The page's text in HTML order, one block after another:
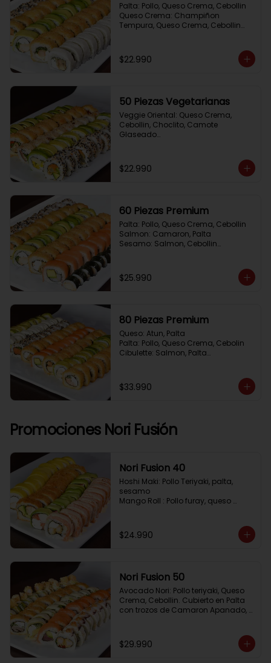
Palta: Pollo, Queso Crema, Cebollin
Queso Crema: Champiñon
Tempura, Queso Crema, Cebollin
Cebollin
Frito 2: Pollo, Queso Crema, Cebollin
$22.990
50 Piezas Vegetarianas
Veggie Oriental: Queso Crema,
Cebollin, Choclito, Camote
Glaseado
Avocado Veggie:	Palmito, Choclito,
Queso Crema, Cebollin
Albahaca,  envuelto en almendras
$22.990
60 Piezas Premium
Palta: Pollo, Queso Crema, Cebollin
Salmon: Camaron, Palta
Sesamo: Salmon, Cebollin
Pimenton, Queso Crema
Hosomaki: Pollo Teriyaki
$25.990
80 Piezas Premium
Queso: Atun, Palta
Palta: Pollo, Queso Crema, Cebolin
Cibulette: Salmon, Palta
Frito 1: Champiñon Tempura,
Pimenton, Queso Crema
Cebollin
$33.990
Promociones Nori Fusión
Nori Fusion 40
Hoshi Maki: Pollo Teriyaki, palta,
sesamo
Mango Roll : Pollo furay, queso
Avocado Oriental: Salmon,
Kanikama, Queso crema, cubierto
Salmon, bañado en salsa
Acevichada
$24.990
Nori Fusion 50
Avocado Nori: Pollo teriyaki, Queso
Crema, Cebollin. Cubierto en Palta
con trozos de Camaron Apanado,
Palta, cubierto en Salmon
Shirosakana Oriental: Pescado
$29.990